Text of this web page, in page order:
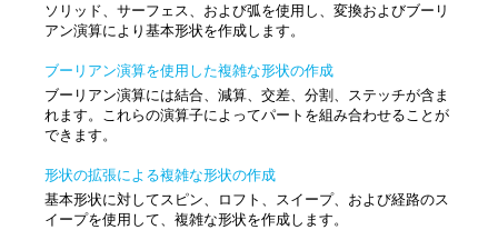
ソリッド、サーフェス、および弧を使用し、変換およびブーリ
アン演算により基本形状を作成します。
ブーリアン演算を使用した複雑な形状の作成
ブーリアン演算には結合、減算、交差、分割、ステッチが含ま
れます。これらの演算子によってパートを組み合わせることが
できます。
形状の拡張による複雑な形状の作成
基本形状に対してスピン、ロフト、スイープ、および経路のス
イープを使用して、複雑な形状を作成します。